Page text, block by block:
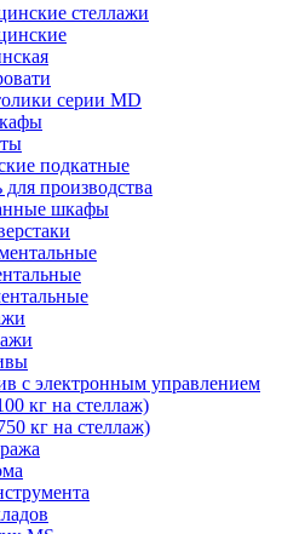
стеллажи
серии MD
подкатные
производства
шкафы
с электронным управлением
кг на стеллаж)
кг на стеллаж)